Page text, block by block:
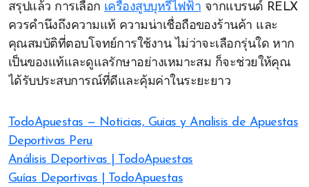
สรุปแล้ว การเลือก เครื่องสูบบุหรี่ไฟฟ้า จากแบรนด์ RELX
ควรคำนึงถึงความแท้ ความน่าเชื่อถือของร้านค้า และ
คุณสมบัติที่ตอบโจทย์การใช้งาน ไม่ว่าจะเลือกรุ่นใด หาก
เป็นของแท้และดูแลรักษาอย่างเหมาะสม ก็จะช่วยให้คุณ
ได้รับประสบการณ์ที่ดีและคุ้มค่าในระยะยาว
TodoApuestas — Noticias, Guias y Analisis de Apuestas
Deportivas Peru
Análisis Deportivas | TodoApuestas
Guías Deportivas | TodoApuestas